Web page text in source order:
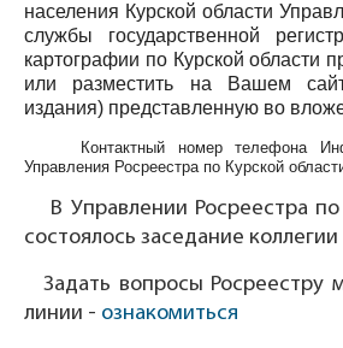
населения Курской области
службы государственной
картографии по Курской области
или разместить на Вашем
издания) представленную во
Контактный номер телефона
Управления Росреестра по Курской
В Управлении Росреестра
состоялось заседание коллегии
Задать вопросы Росреестру
линии - ознакомиться